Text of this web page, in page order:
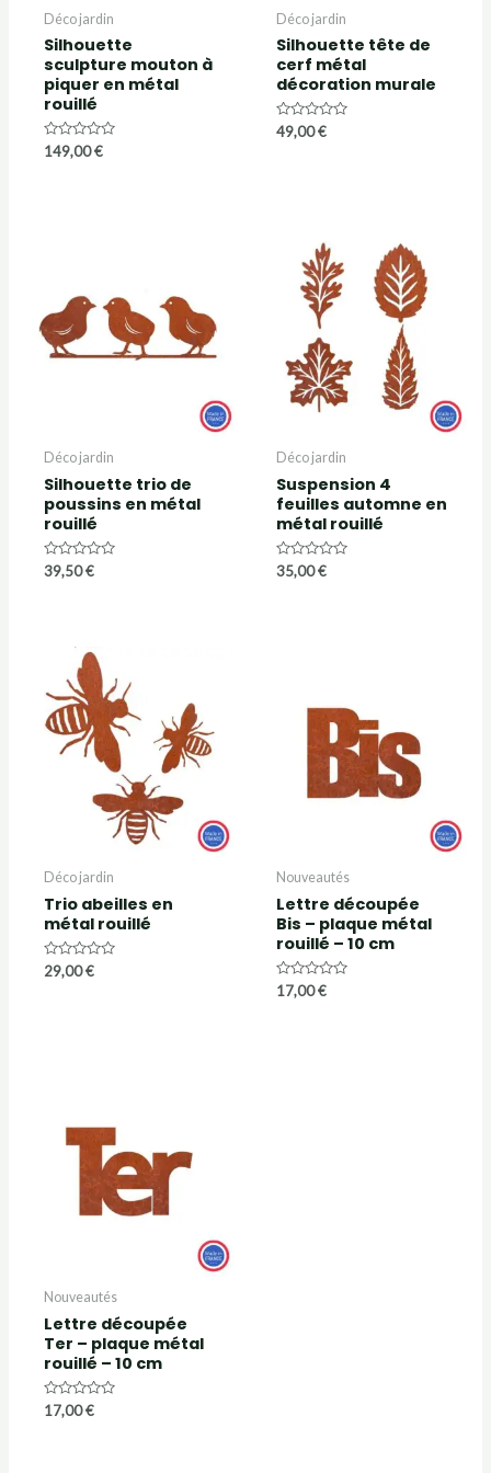
Déco jardin
Silhouette
sculpture mouton à
piquer en métal
rouillé
Note
0
149,00€
Déco jardin
Silhouette tête de
cerf métal
décoration murale
Note
0
49,00€
Déco jardin
Silhouette trio de
poussins en métal
rouillé
Note
0
39,50€
Déco jardin
Suspension 4
feuilles automne en
métal rouillé
Note
0
35,00€
Déco jardin
Trio abeilles en
métal rouillé
Note
0
29,00€
Nouveautés
Lettre découpée
Bis – plaque métal
rouillé – 10 cm
Note
0
17,00€
Nouveautés
Lettre découpée
Ter – plaque métal
rouillé – 10 cm
Note
0
17,00€